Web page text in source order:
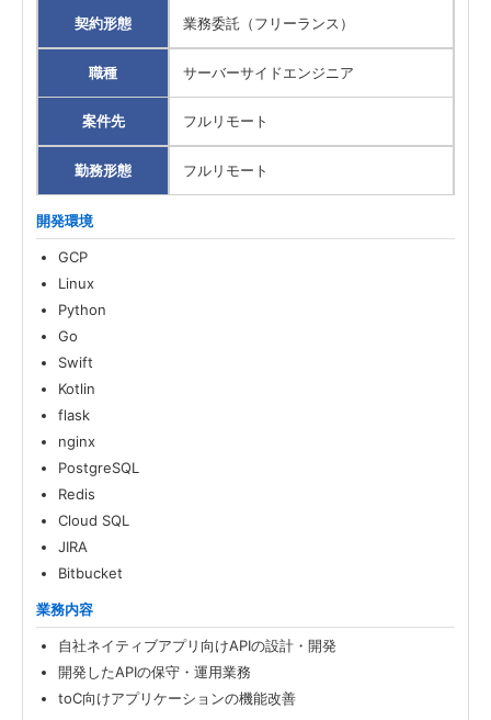
契約形態 業務委託（フリーランス）
職種 サーバーサイドエンジニア
案件先 フルリモート
勤務形態 フルリモート
開発環境
GCP
Linux
Python
Go
Swift
Kotlin
flask
nginx
PostgreSQL
Redis
Cloud SQL
JIRA
Bitbucket
業務内容
自社ネイティブアプリ向けAPIの設計・開発
開発したAPIの保守・運用業務
toC向けアプリケーションの機能改善